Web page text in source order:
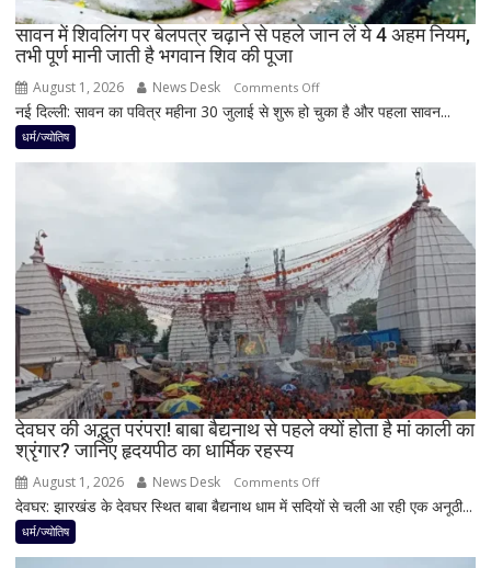
है
शुभ
करियर
और
योग
सावन में शिवलिंग पर बेलपत्र चढ़ाने से पहले जान लें ये 4 अहम नियम,
तभी पूर्ण मानी जाती है भगवान शिव की पूजा
August 1, 2026 News Desk Comments Offon
सावन
से
पहले
जान
लें
ये
4
अहम
नियम,
मानी
नई दिल्ली: सावन का पवित्र महीना 30 जुलाई से शुरू हो चुका है और पहला सावन...
धर्म/ज्योतिष
देवघर की अद्भुत परंपरा! बाबा बैद्यनाथ से पहले क्यों होता है मां काली का
श्रृंगार? जानिए हृदयपीठ का धार्मिक रहस्य
August 1, 2026 News Desk Comments Offon
देवघर
अद्भुत
देवघर: झारखंड के देवघर स्थित बाबा बैद्यनाथ धाम में सदियों से चली आ रही एक अनूठी...
धर्म/ज्योतिष